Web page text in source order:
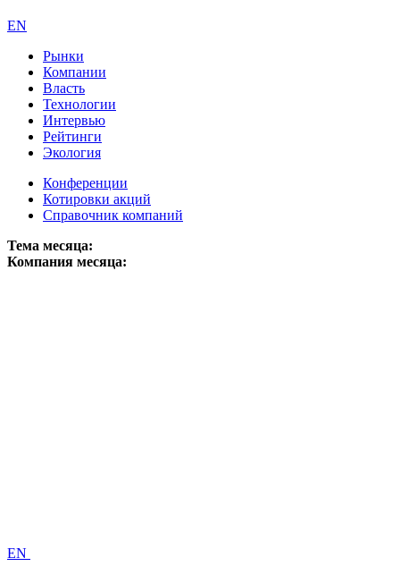
EN
Рынки
Компании
Власть
Технологии
Интервью
Рейтинги
Экология
Конференции
Котировки акций
Справочник компаний
Тема месяца:
Компания месяца:
EN